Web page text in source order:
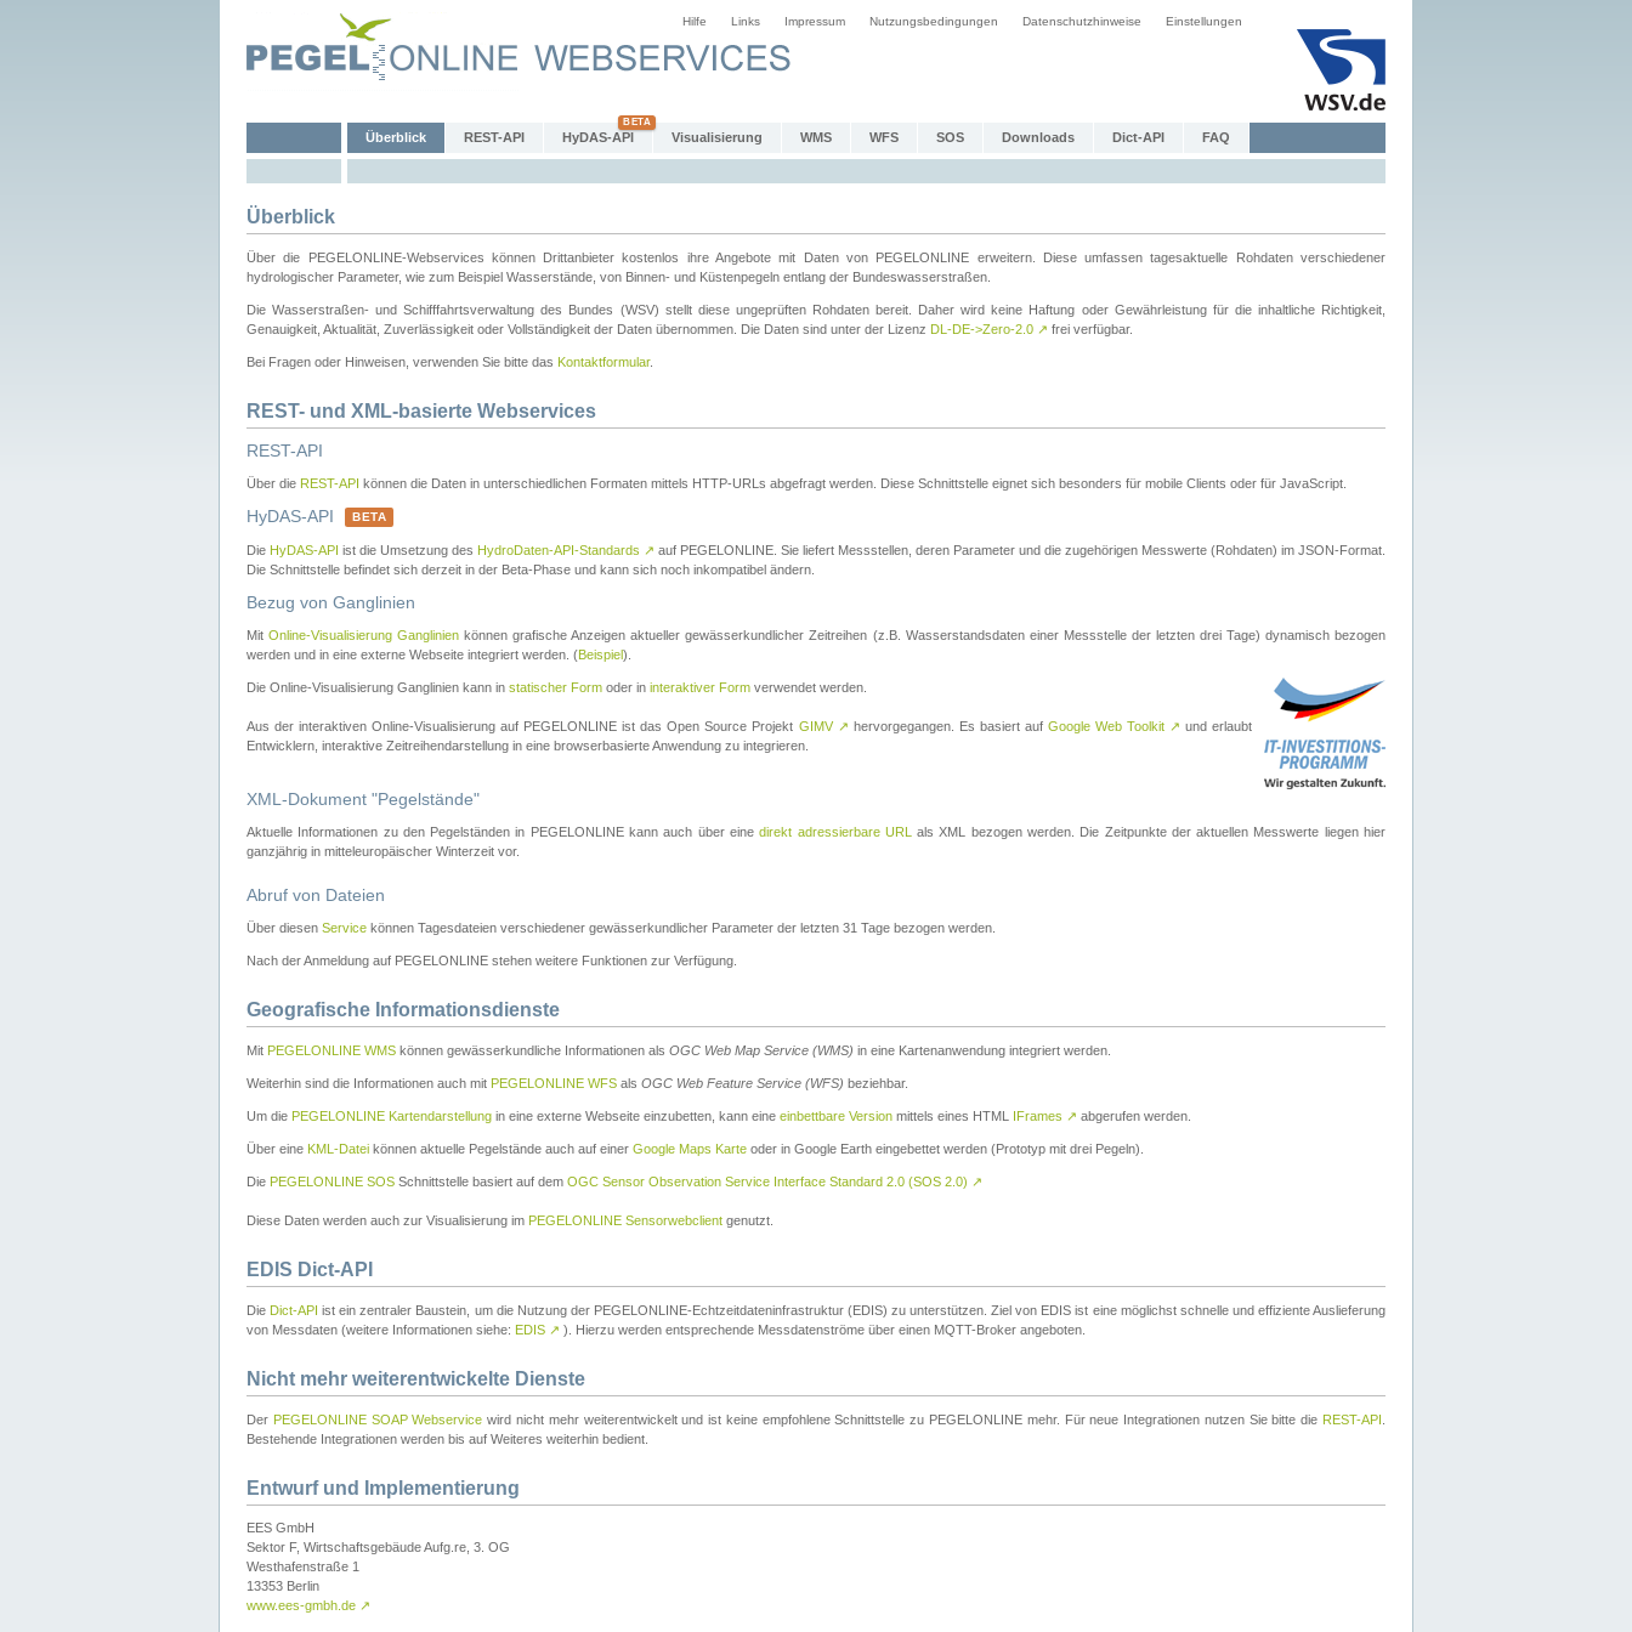
Hilfe Links Impressum Nutzungsbedingungen Datenschutzhinweise Einstellungen
Überblick REST-API HyDAS-API Visualisierung WMS WFS SOS Downloads Dict-API FAQ
Überblick
Über die PEGELONLINE-Webservices können Drittanbieter kostenlos ihre Angebote mit Daten von PEGELONLINE erweitern. Diese umfassen tagesaktuelle Rohdaten verschiedener
hydrologischer Parameter, wie zum Beispiel Wasserstände, von Binnen- und Küstenpegeln entlang der Bundeswasserstraßen.
Die Wasserstraßen- und Schifffahrtsverwaltung des Bundes (WSV) stellt diese ungeprüften Rohdaten bereit. Daher wird keine Haftung oder Gewährleistung für die inhaltliche Richtigkeit,
Genauigkeit, Aktualität, Zuverlässigkeit oder Vollständigkeit der Daten übernommen. Die Daten sind unter der Lizenz DL-DE->Zero-2.0 ↗ frei verfügbar.
Bei Fragen oder Hinweisen, verwenden Sie bitte das Kontaktformular.
REST- und XML-basierte Webservices
REST-API
Über die REST-API können die Daten in unterschiedlichen Formaten mittels HTTP-URLs abgefragt werden. Diese Schnittstelle eignet sich besonders für mobile Clients oder für JavaScript.
HyDAS-API BETA
Die HyDAS-API ist die Umsetzung des HydroDaten-API-Standards ↗ auf PEGELONLINE. Sie liefert Messstellen, deren Parameter und die zugehörigen Messwerte (Rohdaten) im JSON-Format.
Die Schnittstelle befindet sich derzeit in der Beta-Phase und kann sich noch inkompatibel ändern.
Bezug von Ganglinien
MitOnline-Visualisierung Ganglinien können grafische Anzeigen aktueller gewässerkundlicher Zeitreihen (z.B. Wasserstandsdaten einer Messstelle der letzten drei Tage) dynamisch bezogen
werden und in eine externe Webseite integriert werden. (Beispiel).
Die Online-Visualisierung Ganglinien kann in statischer Form oder in interaktiver Form verwendet werden.
Aus der interaktiven Online-Visualisierung auf PEGELONLINE ist das Open Source Projekt GIMV ↗ hervorgegangen. Es basiert auf Google Web Toolkit ↗ und erlaubt
Entwicklern, interaktive Zeitreihendarstellung in eine browserbasierte Anwendung zu integrieren.
XML-Dokument "Pegelstände"
Aktuelle Informationen zu den Pegelständen in PEGELONLINE kann auch über einedirekt adressierbare URL
als XML bezogen werden. Die Zeitpunkte der aktuellen Messwerte liegen hier
ganzjährig in mitteleuropäischer Winterzeit vor.
Abruf von Dateien
Über diesen Service können Tagesdateien verschiedener gewässerkundlicher Parameter der letzten 31 Tage bezogen werden.
Nach der Anmeldung auf PEGELONLINE stehen weitere Funktionen zur Verfügung.
Geografische Informationsdienste
Mit PEGELONLINE WMS können gewässerkundliche Informationen als OGC Web Map Service (WMS) in eine Kartenanwendung integriert werden.
Weiterhin sind die Informationen auch mit PEGELONLINE WFS als OGC Web Feature Service (WFS) beziehbar.
Um die PEGELONLINE Kartendarstellung in eine externe Webseite einzubetten, kann eine einbettbare Version mittels eines HTML IFrames ↗ abgerufen werden.
Über eine KML-Datei können aktuelle Pegelstände auch auf einer Google Maps Karte oder in Google Earth eingebettet werden (Prototyp mit drei Pegeln).
Die PEGELONLINE SOS Schnittstelle basiert auf dem OGC Sensor Observation Service Interface Standard 2.0 (SOS 2.0) ↗
Diese Daten werden auch zur Visualisierung im PEGELONLINE Sensorwebclient genutzt.
EDIS Dict-API
Die Dict-API ist ein zentraler Baustein, um die Nutzung der PEGELONLINE-Echtzeitdateninfrastruktur (EDIS) zu unterstützen. Ziel von EDIS ist eine möglichst schnelle und effiziente Auslieferung
von Messdaten (weitere Informationen siehe: EDIS ↗ ). Hierzu werden entsprechende Messdatenströme über einen MQTT-Broker angeboten.
Nicht mehr weiterentwickelte Dienste
Der PEGELONLINE SOAP Webservice wird nicht mehr weiterentwickelt und ist keine empfohlene Schnittstelle zu PEGELONLINE mehr. Für neue Integrationen nutzen Sie bitte die REST-API
Bestehende Integrationen werden bis auf Weiteres weiterhin bedient.
Entwurf und Implementierung
EES GmbH
Sektor F, Wirtschaftsgebäude Aufg.re, 3. OG
Westhafenstraße 1
13353 Berlin
www.ees-gmbh.de ↗